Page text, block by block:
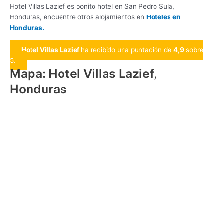
Hotel Villas Lazief es bonito hotel en San Pedro Sula,
Honduras, encuentre otros alojamientos en Hoteles en
Honduras.
Hotel Villas Lazief ha recibido una puntación de 4,9 sobre
5.
Mapa: Hotel Villas Lazief,
Honduras